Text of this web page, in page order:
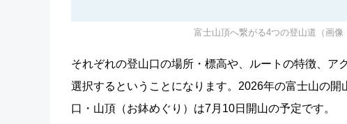
富士山頂へ繋がる4つの登山道（画像
それぞれの登山口の場所・標高や、ルートの特徴、
選択するということになります。2026年の富士山の
口・山頂（お鉢めぐり）は7月10日開山の予定です。